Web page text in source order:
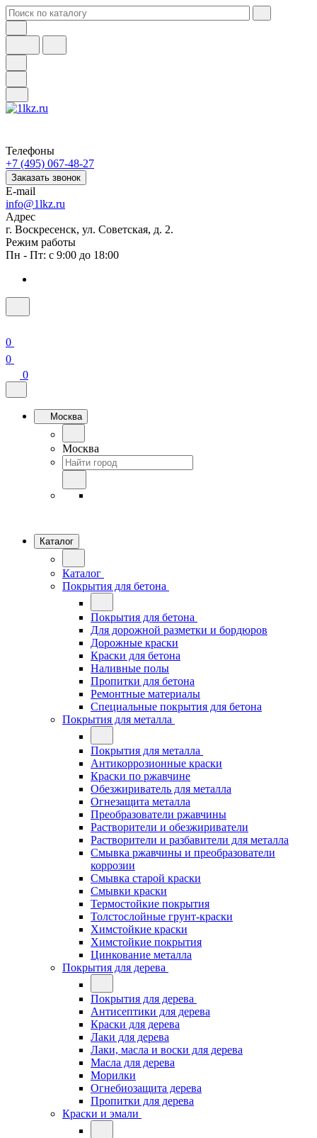
Телефоны
+7 (495) 067-48-27
Заказать звонок
E-mail
info@1lkz.ru
Адрес
г. Воскресенск, ул. Советская, д. 2.
Режим работы
Пн - Пт: с 9:00 до 18:00
0
0
0
Москва
Москва
Каталог
Каталог
Покрытия для бетона
Покрытия для бетона
Для дорожной разметки и бордюров
Дорожные краски
Краски для бетона
Наливные полы
Пропитки для бетона
Ремонтные материалы
Специальные покрытия для бетона
Покрытия для металла
Покрытия для металла
Антикоррозионные краски
Краски по ржавчине
Обезжириватель для металла
Огнезащита металла
Преобразователи ржавчины
Растворители и обезжириватели
Растворители и разбавители для металла
Смывка ржавчины и преобразователи
коррозии
Смывка старой краски
Смывки краски
Термостойкие покрытия
Толстослойные грунт-краски
Химстойкие краски
Химстойкие покрытия
Цинкование металла
Покрытия для дерева
Покрытия для дерева
Антисептики для дерева
Краски для дерева
Лаки для дерева
Лаки, масла и воски для дерева
Масла для дерева
Морилки
Огнебиозащита дерева
Пропитки для дерева
Краски и эмали